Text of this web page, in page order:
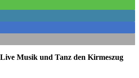
Musik und Tanz den Kirmeszug